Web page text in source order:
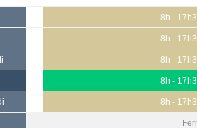
8h -
8h -
8h -
8h -
8h -